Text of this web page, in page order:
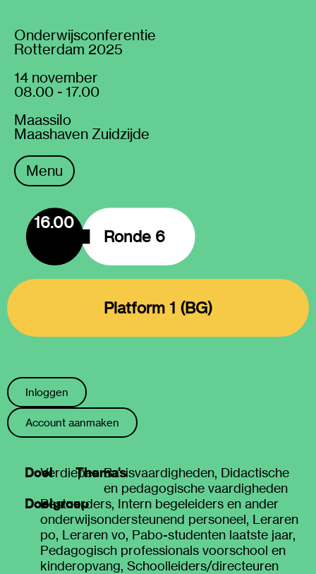
Onderwijsconferentie
Rotterdam 2025
14 november
08.00 - 17.00
Maassilo
Maashaven Zuidzijde
Menu
16.00
Ronde 6
Platform 1 (BG)
Inloggen
Account aanmaken
DoelVerdiepenThema'sBasisvaardigheden, Didactische
en pedagogische vaardigheden
Doelgroep
Bestuurders, Intern begeleiders en ander
onderwijsondersteunend personeel, Leraren
po, Leraren vo, Pabo-studenten laatste jaar,
Pedagogisch professionals voorschool en
kinderopvang,Schoolleiders/directeuren